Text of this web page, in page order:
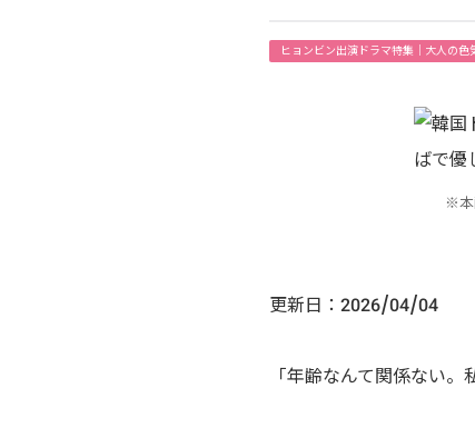
ヒョンビン出演ドラマ特集｜大人の
※本
更新日：2026/04/04
「年齢なんて関係ない。